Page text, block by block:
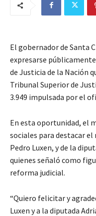
El gobernador de Santa
expresarse
de Justicia de la Nación
Tribunal Superior de
3.949 impulsada por el
En esta oportunidad, el
sociales para destacar
Pedro Luxen, y de la
quienes señaló como
reforma judicial.
“Quiero felicitar y
Luxen y a la diputada